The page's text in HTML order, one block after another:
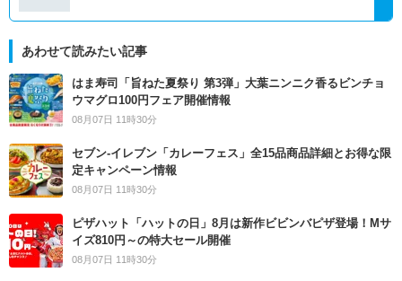
あわせて読みたい記事
はま寿司「旨ねた夏祭り 第3弾」大葉ニンニク香るビンチョ
ウマグロ100円フェア開催情報
08月07日 11時30分
セブン‐イレブン「カレーフェス」全15品商品詳細とお得な限
定キャンペーン情報
08月07日 11時30分
ピザハット「ハットの日」8月は新作ビビンバピザ登場！Mサ
イズ810円～の特大セール開催
08月07日 11時30分